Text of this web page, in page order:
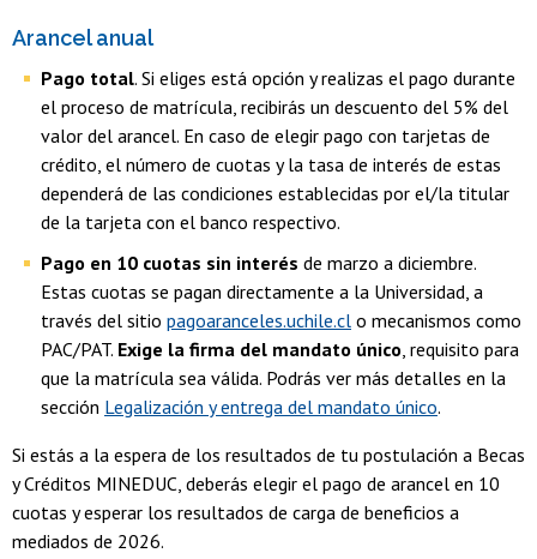
Arancel anual
Pago total. Si eliges está opción y realizas el pago durante
el proceso de matrícula, recibirás un descuento del 5% del
valor del arancel. En caso de elegir pago con tarjetas de
crédito, el número de cuotas y la tasa de interés de estas
dependerá de las condiciones establecidas por el/la titular
de la tarjeta con el banco respectivo.
Pago en 10 cuotas sin interés de marzo a diciembre.
Estas cuotas se pagan directamente a la Universidad, a
través del sitio pagoaranceles.uchile.cl o mecanismos como
PAC/PAT. Exige la firma del mandato único , requisito para
que la matrícula sea válida. Podrás ver más detalles en la
sección Legalización y entrega del mandato único.
Si estás a la espera de los resultados de tu postulación a Becas
y Créditos MINEDUC, deberás elegir el pago de arancel en 10
cuotas y esperar los resultados de carga de beneficios a
mediados de 2026.